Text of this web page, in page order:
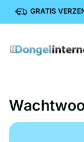
GRATIS